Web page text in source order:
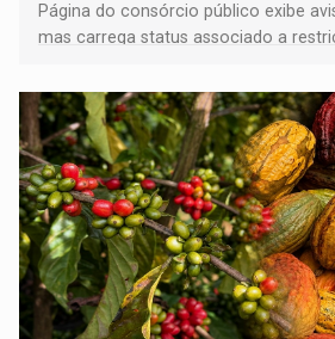
Página do consórcio público exibe
mas carrega status associado a